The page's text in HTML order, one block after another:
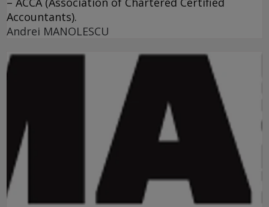
Accountants).
Andrei MANOLESCU